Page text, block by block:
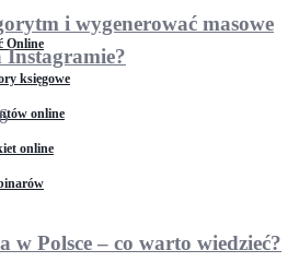
Online
księgowe
online
online
i wygenerować masowe
Instagramie?
w Polsce – co warto wiedzieć?